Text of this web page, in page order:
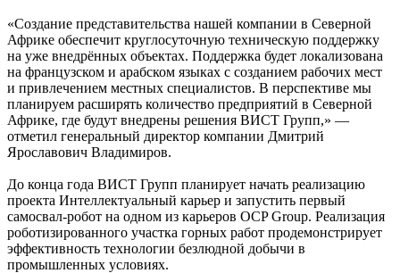
«Создание представительства нашей компании в Северной
Африке обеспечит круглосуточную техническую поддержку
на уже внедрённых объектах. Поддержка будет локализована
на французском и арабском языках с созданием рабочих мест
и привлечением местных специалистов. В перспективе мы
планируем расширять количество предприятий в Северной
Африке, где будут внедрены решения ВИСТ Групп,» —
отметил генеральный директор компании Дмитрий
Ярославович Владимиров.
До конца года ВИСТ Групп планирует начать реализацию
проекта Интеллектуальный карьер и запустить первый
самосвал-робот на одном из карьеров OCP Group. Реализация
роботизированного участка горных работ продемонстрирует
эффективность технологии безлюдной добычи в
промышленных условиях.